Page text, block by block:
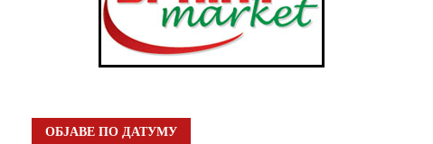
ОБЈАВЕ ПО ДАТУМУ